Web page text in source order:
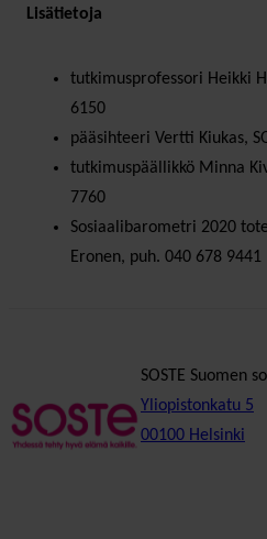
Lisätietoja
tutkimusprofessori Heikki
6150
pääsihteeri Vertti Kiukas,
tutkimuspäällikkö Minna
7760
Sosiaalibarometri 2020
Eronen, puh. 040 678 9441
SOSTE Suomen
Yliopistonkatu 5
00100 Helsinki